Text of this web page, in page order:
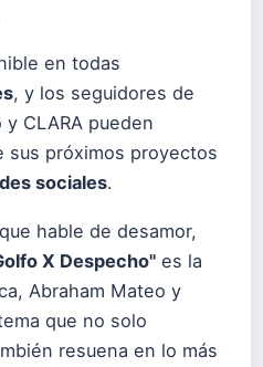
en todas
, y los seguidores de
CLARA pueden
sus próximos proyectos
sociales.
hable de desamor,
X Despecho" es la
Abraham Mateo y
que no solo
resuena en lo más